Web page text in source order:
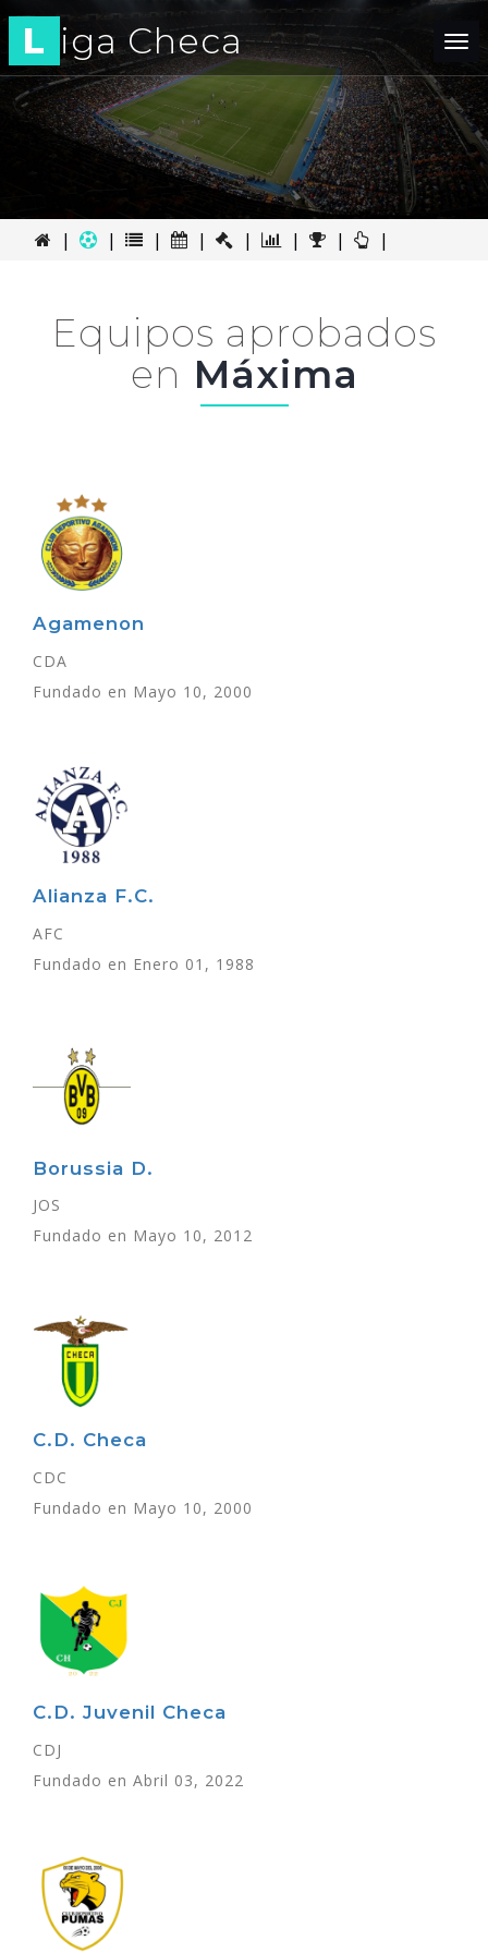
L iga Checa
| | | | | | | |
Equipos aprobados
en Máxima
Agamenon
CDA
Fundado en Mayo 10, 2000
Alianza F.C.
AFC
Fundado en Enero 01, 1988
Borussia D.
JOS
Fundado en Mayo 10, 2012
C.D. Checa
CDC
Fundado en Mayo 10, 2000
C.D. Juvenil Checa
CDJ
Fundado en Abril 03, 2022